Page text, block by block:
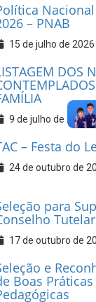
– PNAB
15 de julho de 2026
DOS
9 de julho de 2026
– Festa do
24 de outubro de
para
Tutelar
17 de outubro de
e
Boas Práticas